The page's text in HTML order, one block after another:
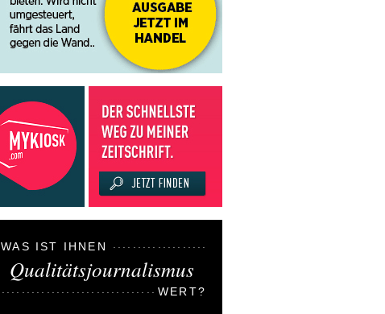
WAS IST IHNEN
Qualitätsjournalismus
WERT?